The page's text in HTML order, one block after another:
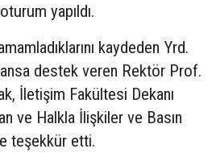
yapıldı.
kaydeden Yrd.
destek veren Rektör Prof.
İletişim Fakültesi Dekanı
ve Halkla İlişkiler ve Basın
teşekkür etti.